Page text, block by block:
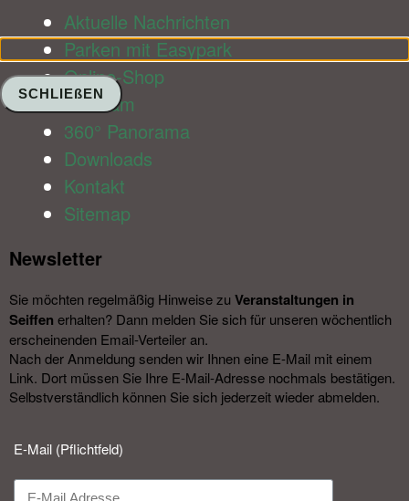
Aktuelle Nachrichten
Parken mit Easypark
Online-Shop
Webcam
360° Panorama
Downloads
Kontakt
Sitemap
Newsletter​
Sie möchten regelmäßig Hinweise zu Veranstal­tungen in
Seiffen erhalten? Dann melden Sie sich für unseren wöchentlich
erscheinenden Email-Verteiler an.
Nach der Anmeldung senden wir Ihnen eine E-Mail mit einem
Link. Dort müssen Sie Ihre E-Mail-Adresse nochmals bestätigen.
Selbstverständlich können Sie sich jederzeit wieder abmelden.​
E-Mail (Pflichtfeld)
SCHLIEßEN